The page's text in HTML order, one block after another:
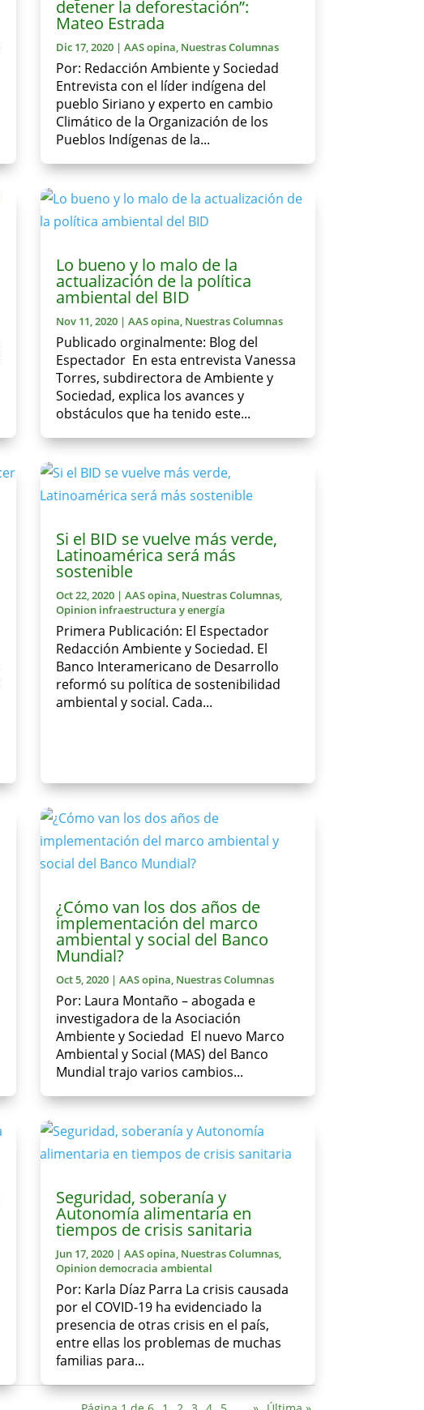
detener la deforestación”:
Mateo Estrada
Dic 17, 2020 |AAS opina, Nuestras Columnas
Por: Redacción Ambiente y Sociedad
Entrevista con el líder indígena del
pueblo Siriano y experto en cambio
Climático de la Organización de los
Pueblos Indígenas de la...
Lo bueno y lo malo de la
actualización de la política
ambiental del BID
Nov 11, 2020 |AAS opina, Nuestras Columnas
Publicado orginalmente: Blog del
Espectador En esta entrevista Vanessa
Torres, subdirectora de Ambiente y
Sociedad, explica los avances y
obstáculos que ha tenido este...
Si el BID se vuelve más verde,
Latinoamérica será más
sostenible
Oct 22, 2020 |AAS opina, Nuestras Columnas,
Opinion infraestructura y energía
Primera Publicación: El Espectador
Redacción Ambiente y Sociedad. El
Banco Interamericano de Desarrollo
reformó su política de sostenibilidad
ambiental y social. Cada...
¿Cómo van los dos años de
implementación del marco
ambiental y social del Banco
Mundial?
Oct 5, 2020 |AAS opina, Nuestras Columnas
Por: Laura Montaño – abogada e
investigadora de la Asociación
Ambiente y Sociedad El nuevo Marco
Ambiental y Social (MAS) del Banco
Mundial trajo varios cambios...
Seguridad, soberanía y
Autonomía alimentaria en
tiempos de crisis sanitaria
Jun 17, 2020 |AAS opina, Nuestras Columnas,
Opinion democracia ambiental
Por: Karla Díaz Parra La crisis causada
por el COVID-19 ha evidenciado la
presencia de otras crisis en el país,
entre ellas los problemas de muchas
familias para...